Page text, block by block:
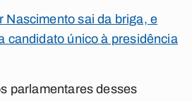
Nascimento sai da briga, e
candidato único à presidência
parlamentares desses